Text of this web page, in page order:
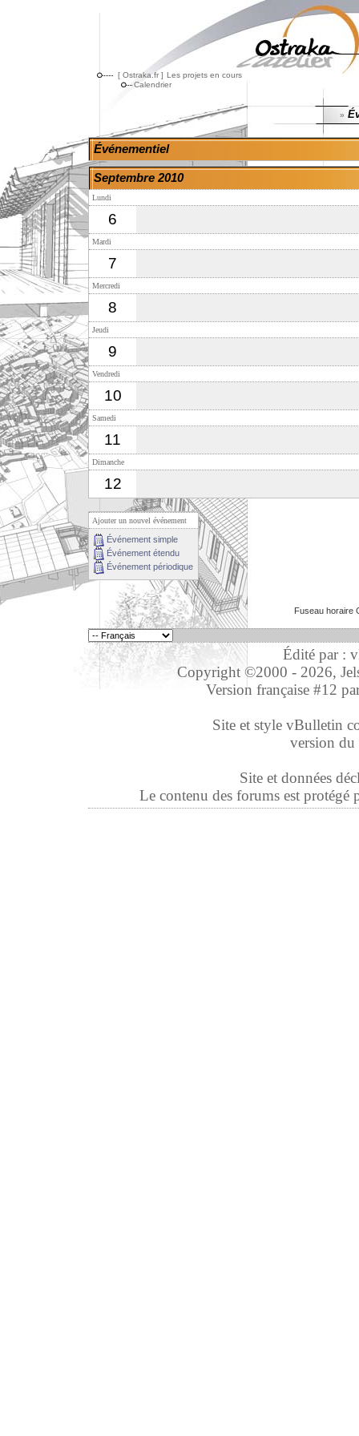
[ Ostraka.fr ] Les projets en cours
Calendrier
»
Événementiel
Septembre 2010
Lundi
6
Mardi
7
Mercredi
8
Jeudi
9
Vendredi
10
Samedi
11
Dimanche
12
Ajouter un nouvel événement
Événement simple
Événement étendu
Événement périodique
Fuseau horaire
Édité par :
Copyright ©2000 - 2026,
Version française #12
Site et style vBulletin
version
Site et données
Le contenu des forums est protégé